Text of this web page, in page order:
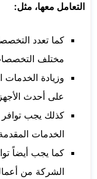
التعامل معها، مثل:
كما تعدد
مختلف
وزيادة الخدمات
على أحدث
كذلك يجب
الخدمات
كما يجب أيضاً
الشركة من